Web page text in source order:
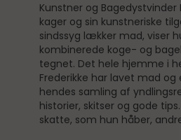
Kunstner og
kager og sin kunstneriske
sindssyg lækker mad, viser
kombinerede koge- og
tegnet. Det hele hjemme i
Frederikke har lavet mad
hendes samling af
historier, skitser og gode
skatte, som hun håber,